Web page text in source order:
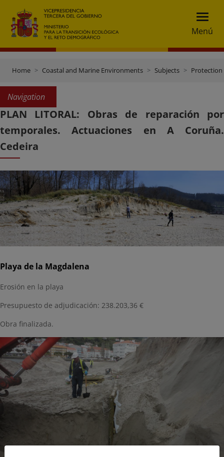
Menú
Home Coastal and Marine Environments Subjects
Navigation
PLAN LITORAL: Obras de reparación por
temporales. Actuaciones en A Coruña.
Cedeira
Playa de la Magdalena
Erosión en la playa
Presupuesto de adjudicación: 238.203,36 €
Obra finalizada.